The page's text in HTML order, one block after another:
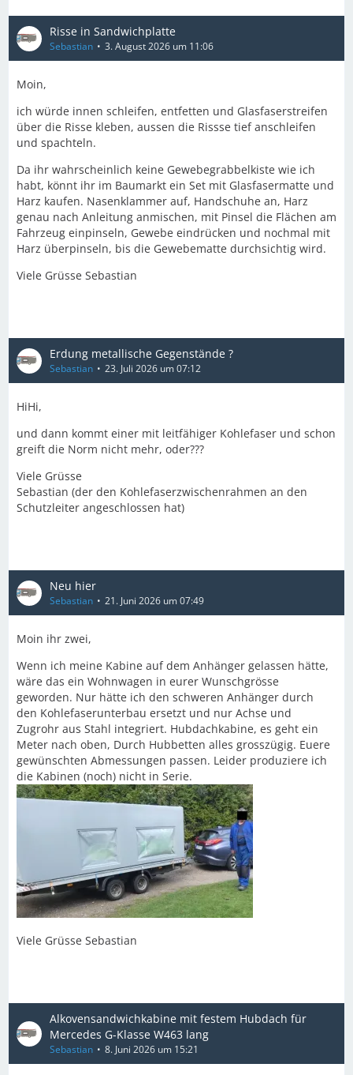
Risse in Sandwichplatte
Sebastian 3. August 2026 um 11:06
Moin,
ich würde innen schleifen, entfetten und Glasfaserstreifen
über die Risse kleben, aussen die Rissse tief anschleifen
und spachteln.
Da ihr wahrscheinlich keine Gewebegrabbelkiste wie ich
habt, könnt ihr im Baumarkt ein Set mit Glasfasermatte und
Harz kaufen. Nasenklammer auf, Handschuhe an, Harz
genau nach Anleitung anmischen, mit Pinsel die Flächen am
Fahrzeug einpinseln, Gewebe eindrücken und nochmal mit
Harz überpinseln, bis die Gewebematte durchsichtig wird.
Viele Grüsse Sebastian
Erdung metallische Gegenstände ?
Sebastian 23. Juli 2026 um 07:12
HiHi,
und dann kommt einer mit leitfähiger Kohlefaser und schon
greift die Norm nicht mehr, oder???
Viele Grüsse
Sebastian (der den Kohlefaserzwischenrahmen an den
Schutzleiter angeschlossen hat)
Neu hier
Sebastian 21. Juni 2026 um 07:49
Moin ihr zwei,
Wenn ich meine Kabine auf dem Anhänger gelassen hätte,
wäre das ein Wohnwagen in eurer Wunschgrösse
geworden. Nur hätte ich den schweren Anhänger durch
den Kohlefaserunterbau ersetzt und nur Achse und
Zugrohr aus Stahl integriert. Hubdachkabine, es geht ein
Meter nach oben, Durch Hubbetten alles grosszügig. Euere
gewünschten Abmessungen passen. Leider produziere ich
die Kabinen (noch) nicht in Serie.
Viele Grüsse Sebastian
Alkovensandwichkabine mit festem Hubdach für
Mercedes G-Klasse W463 lang
Sebastian 8. Juni 2026 um 15:21